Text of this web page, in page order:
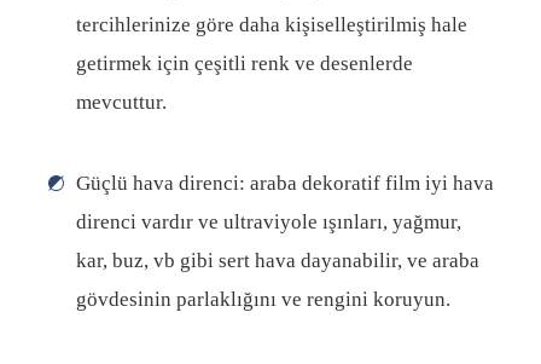
tercihlerinize göre daha kişiselleştirilmiş hale
getirmek için çeşitli renk ve desenlerde
mevcuttur.
Güçlü hava direnci: araba dekoratif film iyi hava
direnci vardır ve ultraviyole ışınları, yağmur,
kar, buz, vb gibi sert hava dayanabilir, ve araba
gövdesinin parlaklığını ve rengini koruyun.